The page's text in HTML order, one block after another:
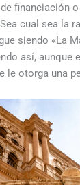
financiación
cual sea la
siendo «La
así, aunque
le otorga una